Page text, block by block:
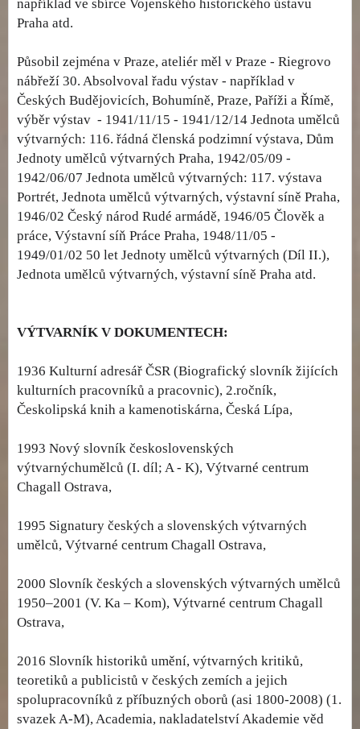
například ve sbírce Vojenského historického ústavu
Praha atd.
Působil zejména v Praze, ateliér měl v Praze - Riegrovo
nábřeží 30. Absolvoval řadu výstav - například v
Českých Budějovicích, Bohumíně, Praze, Paříži a Římě,
výběr výstav - 1941/11/15 - 1941/12/14 Jednota umělců
výtvarných: 116. řádná členská podzimní výstava, Dům
Jednoty umělců výtvarných Praha, 1942/05/09 -
1942/06/07 Jednota umělců výtvarných: 117. výstava
Portrét, Jednota umělců výtvarných, výstavní síně Praha,
1946/02 Český národ Rudé armádě, 1946/05 Člověk a
práce, Výstavní síň Práce Praha, 1948/11/05 -
1949/01/02 50 let Jednoty umělců výtvarných (Díl II.),
Jednota umělců výtvarných, výstavní síně Praha atd.
VÝTVARNÍK V DOKUMENTECH:
1936 Kulturní adresář ČSR (Biografický slovník žijících
kulturních pracovníků a pracovnic), 2.ročník,
Českolipská knih a kamenotiskárna, Česká Lípa,
1993 Nový slovník československých
výtvarnýchumělců (I. díl; A - K), Výtvarné centrum
Chagall Ostrava,
1995 Signatury českých a slovenských výtvarných
umělců, Výtvarné centrum Chagall Ostrava,
2000 Slovník českých a slovenských výtvarných umělců
1950–2001 (V. Ka – Kom), Výtvarné centrum Chagall
Ostrava,
2016 Slovník historiků umění, výtvarných kritiků,
teoretiků a publicistů v českých zemích a jejich
spolupracovníků z příbuzných oborů (asi 1800-2008) (1.
svazek A-M), Academia, nakladatelství Akademie věd